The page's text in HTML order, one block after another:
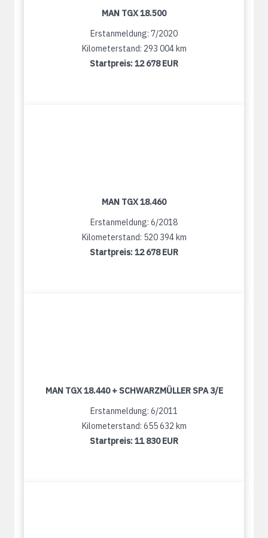
MAN TGX 18.500
Erstanmeldung: 7/2020
Kilometerstand: 293 004 km
Startpreis:12 678 EUR
MAN TGX 18.460
Erstanmeldung: 6/2018
Kilometerstand: 520 394 km
Startpreis:12 678 EUR
MAN TGX 18.440 + SCHWARZMÜLLER SPA 3/E
Erstanmeldung: 6/2011
Kilometerstand: 655 632 km
Startpreis:11 830 EUR